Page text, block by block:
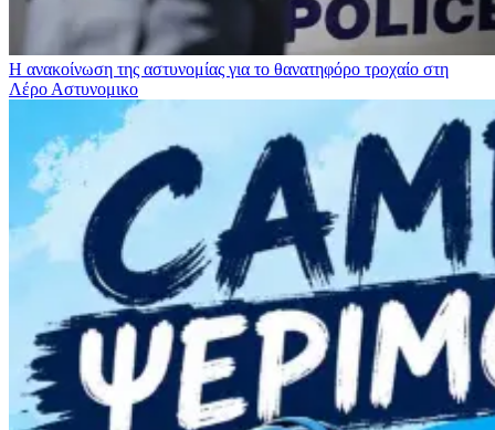
Η ανακοίνωση της αστυνομίας για το θανατηφόρο τροχαίο στη
Λέρο Αστυνομικο